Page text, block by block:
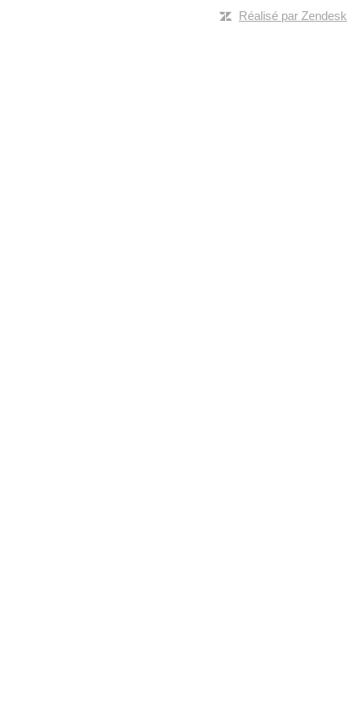
Réalisé par Zendesk